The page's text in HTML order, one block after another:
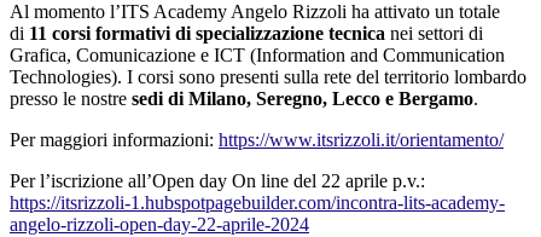
Al momento l’ITS Academy Angelo Rizzoli ha attivato un totale
di 11 corsi formativi di specializzazione tecnica nei settori di
Grafica, Comunicazione e ICT (Information and Communication
Technologies). I corsi sono presenti sulla rete del territorio lombardo
presso le nostre sedi di Milano, Seregno, Lecco e Bergamo.
Per maggiori informazioni: https://www.itsrizzoli.it/orientamento/
Per l’iscrizione all’Open day On line del 22 aprile p.v.:
https://itsrizzoli-1.hubspotpagebuilder.com/incontra-lits-academy-
angelo-rizzoli-open-day-22-aprile-2024